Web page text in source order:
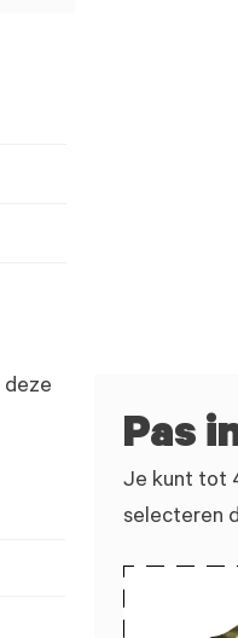
deze
Pas
Je kunt tot
selecteren